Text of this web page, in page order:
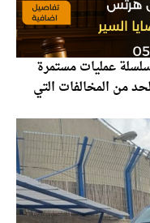
عمليات مستمرة
من المخالفات التي